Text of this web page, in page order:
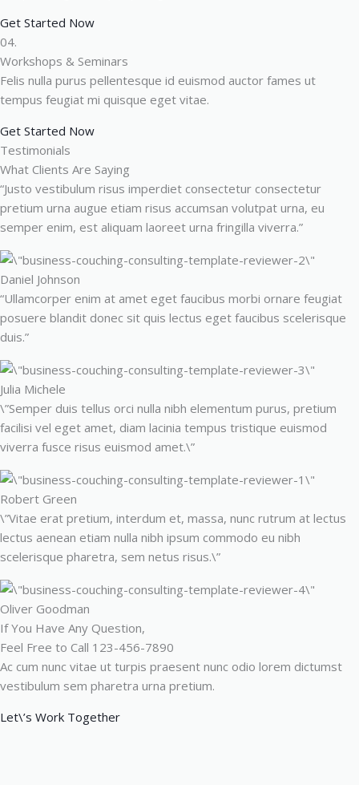
Get Started Now
04.
Workshops & Seminars
Felis nulla purus pellentesque id euismod auctor fames ut
tempus feugiat mi quisque eget vitae.
Get Started Now
Testimonials
What Clients Are Saying
“Justo vestibulum risus imperdiet consectetur consectetur
pretium urna augue etiam risus accumsan volutpat urna, eu
semper enim, est aliquam laoreet urna fringilla viverra.”
Daniel Johnson
“Ullamcorper enim at amet eget faucibus morbi ornare feugiat
posuere blandit donec sit quis lectus eget faucibus scelerisque
duis.”
Julia Michele
\”Semper duis tellus orci nulla nibh elementum purus, pretium
facilisi vel eget amet, diam lacinia tempus tristique euismod
viverra fusce risus euismod amet.\”
Robert Green
\”Vitae erat pretium, interdum et, massa, nunc rutrum at lectus
lectus aenean etiam nulla nibh ipsum commodo eu nibh
scelerisque pharetra, sem netus risus.\”
Oliver Goodman
If You Have Any Question,
Feel Free to Call 123-456-7890
Ac cum nunc vitae ut turpis praesent nunc odio lorem dictumst
vestibulum sem pharetra urna pretium.
Let\’s Work Together